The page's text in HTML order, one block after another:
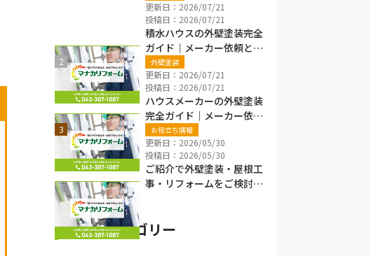
更新日：2026/07/21
投稿日：2026/07/21
積水ハウスの外壁塗装完全
ガイド｜メーカー依頼と地
元塗装業者の違い・費用・
保証確認【千葉県】
外壁塗装
更新日：2026/07/21
投稿日：2026/07/21
ハウスメーカーの外壁塗装
完全ガイド｜メーカー依頼
と地元塗装業者の違い・費
用・注意点【千葉県】
お役立ち情報
更新日：2026/05/30
投稿日：2026/05/30
ご紹介で外壁塗装・屋根工
事・リフォームをご検討の
ブログカテゴリー